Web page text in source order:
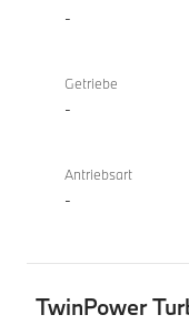
-
Getriebe
-
Antriebsart
-
TwinPower